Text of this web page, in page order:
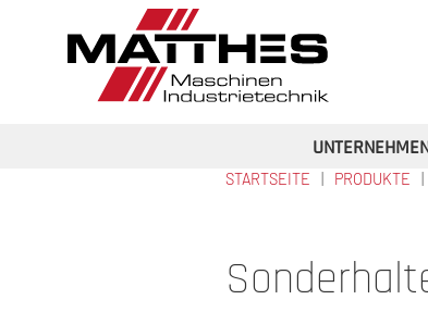
STARTSEITE PRODUKTE